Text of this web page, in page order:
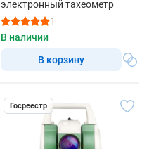
электронный тахеометр
1
В наличии
В корзину
Госреестр